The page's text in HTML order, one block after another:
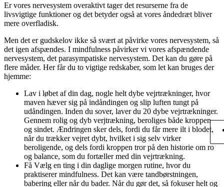
Er vores nervesystem overaktivt tager det resurserne fra de
livsvigtige funktioner og det betyder også at vores åndedræt bliver
mere overfladisk.
Men det er gudskelov ikke så svært at påvirke vores nervesystem, så
det igen afspændes. I mindfulness påvirker vi vores afspændende
nervesystem, det parasympatiske nervesystem. Det kan du gøre på
flere måder. Her får du to vigtige redskaber, som let kan bruges der
hjemme:
Lav i løbet af din dag, nogle helt dybe vejrtrækninger, hvor
maven hæver sig på indåndingen og slip luften tungt på
udåndingen. Inden du sover, laver du 20 dybe vejrtrækninger.
Gennem rolig og dyb verjtrækning, beroliges både kroppen
og sindet. Ændringen sker dels, fordi du får mere ilt i blodet,
når du trækker vejret dybt, hvilket i sig selv virker
beroligende, og dels fordi kroppen tror på den historie om ro
og balance, som du fortæller med din vejrtrækning.
Få Vælg en ting i din daglige morgen rutine, hvor du
praktiserer mindfulness. Det kan være tandbørstningen,
babering eller når du bader. Når du gør det, så fokuser helt og